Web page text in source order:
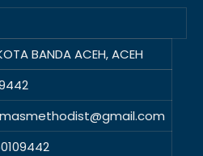
BANDA ACEH, ACEH